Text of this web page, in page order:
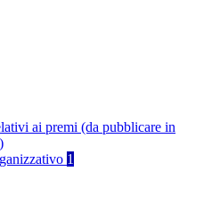
ai premi (da pubblicare in
1